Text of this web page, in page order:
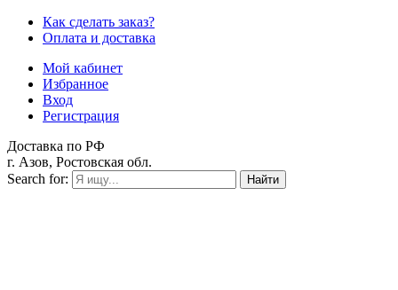
Как сделать заказ?
Оплата и доставка
Мой кабинет
Избранное
Вход
Регистрация
Доставка по РФ
г. Азов, Ростовская обл.
Search for:
Найти